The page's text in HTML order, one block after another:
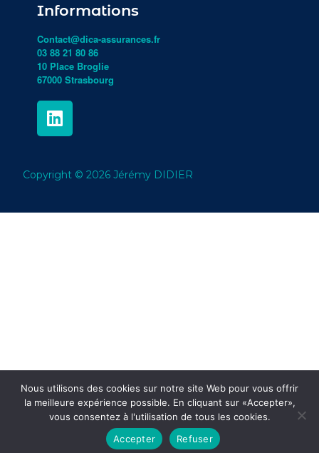
Informations
Contact@dica-assurances.fr
03 88 21 80 86
10 Place Broglie
67000 Strasbourg
Copyright © 2026 Jérémy DIDIER
Nous utilisons des cookies sur notre site Web pour vous offrir
la meilleure expérience possible. En cliquant sur «Accepter»,
vous consentez à l'utilisation de tous les cookies.
Accepter
Refuser